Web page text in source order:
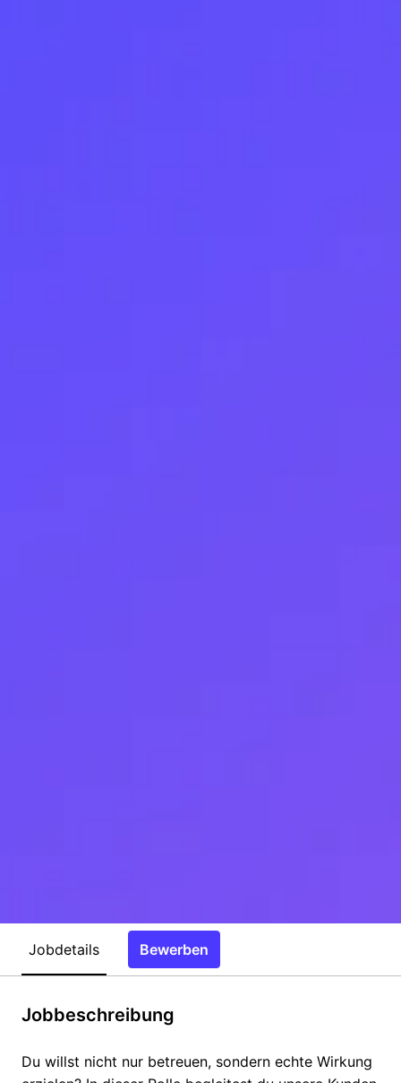
Jobdetails Bewerben
Jobbeschreibung
Du willst nicht nur betreuen, sondern echte Wirkung